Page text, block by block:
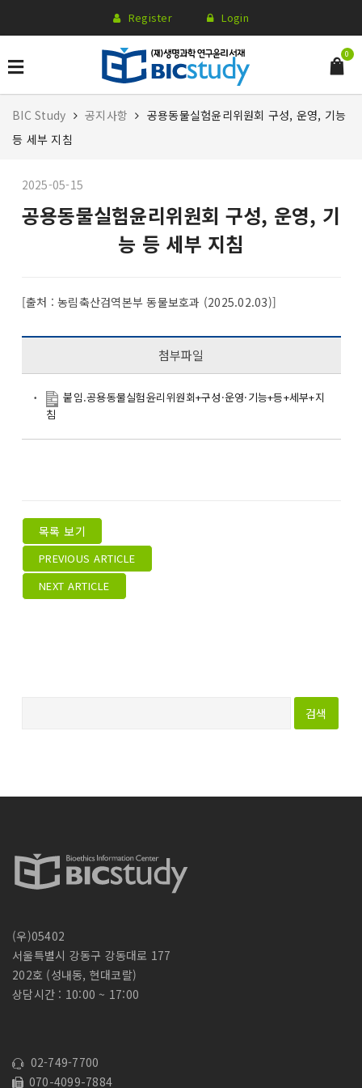
Register Login
0
BIC Study 공지사항
공용동물실험윤리위원회 구성, 운영, 기능
등 세부 지침
2025-05-15
공용동물실험윤리위원회 구성, 운영, 기
능 등 세부 지침
[출처 : 농림축산검역본부 동물보호과 (2025.02.03)]
첨부파일
붙임.공용동물실험윤리위원회+구성·운영·기능+등+세부+지
침
목록 보기
PREVIOUS ARTICLE
NEXT ARTICLE
(우)05402
서울특별시 강동구 강동대로 177
202호 (성내동, 현대코랄)
상담시간 : 10:00 ~ 17:00
02-749-7700
070-4099-7884